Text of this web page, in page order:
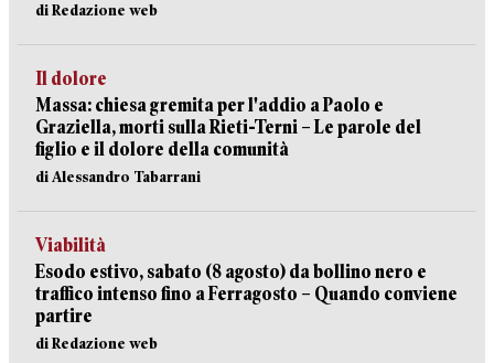
di Redazione web
Il dolore
Massa: chiesa gremita per l'addio a Paolo e
Graziella, morti sulla Rieti-Terni – Le parole del
figlio e il dolore della comunità
di Alessandro Tabarrani
Viabilità
Esodo estivo, sabato (8 agosto) da bollino nero e
traffico intenso fino a Ferragosto – Quando conviene
partire
di Redazione web